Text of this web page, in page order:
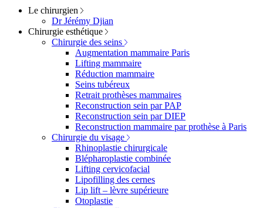
Le chirurgien
Dr Jérémy Djian
Chirurgie esthétique
Chirurgie des seins
Augmentation mammaire Paris
Lifting mammaire
Réduction mammaire
Seins tubéreux
Retrait prothèses mammaires
Reconstruction sein par PAP
Reconstruction sein par DIEP
Reconstruction mammaire par prothèse à Paris
Chirurgie du visage
Rhinoplastie chirurgicale
Blépharoplastie combinée
Lifting cervicofacial
Lipofilling des cernes
Lip lift – lèvre supérieure
Otoplastie